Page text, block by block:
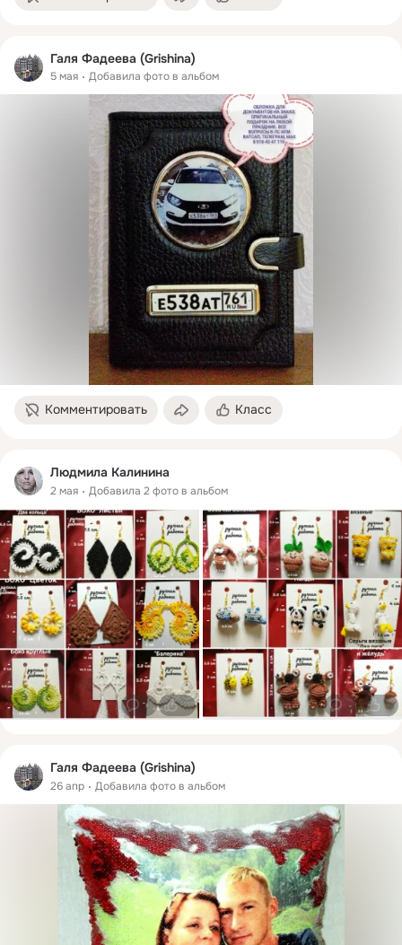
Галя Фадеева (Grishina)
5 мая Добавила фото в альбом
Комментировать Класс
Людмила Калинина
2 мая Добавила 2 фото в альбом
0 0 0 0
Галя Фадеева (Grishina)
26 апр Добавила фото в альбом